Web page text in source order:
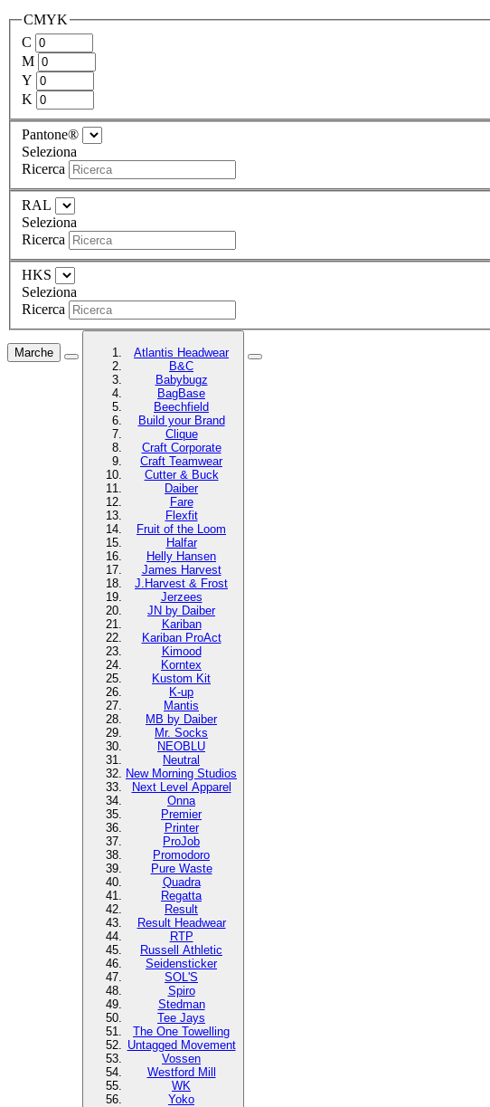
CMYK
C
M
Y
K
Pantone®
Seleziona
Ricerca
RAL
Seleziona
Ricerca
HKS
Seleziona
Ricerca
Marche
Atlantis Headwear
B&C
Babybugz
BagBase
Beechfield
Build your Brand
Clique
Craft Corporate
Craft Teamwear
Cutter & Buck
Daiber
Fare
Flexfit
Fruit of the Loom
Halfar
Helly Hansen
James Harvest
J.Harvest & Frost
Jerzees
JN by Daiber
Kariban
Kariban ProAct
Kimood
Korntex
Kustom Kit
K-up
Mantis
MB by Daiber
Mr. Socks
NEOBLU
Neutral
New Morning Studios
Next Level Apparel
Onna
Premier
Printer
ProJob
Promodoro
Pure Waste
Quadra
Regatta
Result
Result Headwear
RTP
Russell Athletic
Seidensticker
SOL'S
Spiro
Stedman
Tee Jays
The One Towelling
Untagged Movement
Vossen
Westford Mill
WK
Yoko